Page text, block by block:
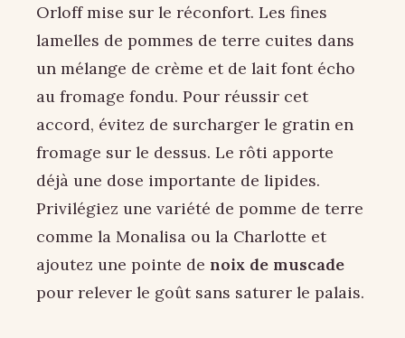
Orloff mise sur le réconfort. Les fines
lamelles de pommes de terre cuites dans
un mélange de crème et de lait font écho
au fromage fondu. Pour réussir cet
accord, évitez de surcharger le gratin en
fromage sur le dessus. Le rôti apporte
déjà une dose importante de lipides.
Privilégiez une variété de pomme de terre
comme la Monalisa ou la Charlotte et
ajoutez une pointe de noix de muscade
pour relever le goût sans saturer le palais.